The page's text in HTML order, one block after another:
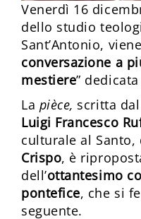
Venerdì 16
dello studio
Sant’Antonio,
conversazione a
mestiere”
La pièce, scritta
Luigi Francesco
culturale al Santo,
Crispo, è
dell’ottantesimo
pontefice, che si
seguente.